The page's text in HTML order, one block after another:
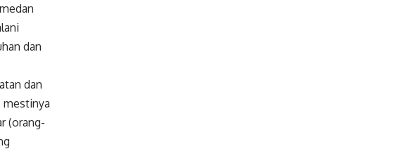
dan
dan
mestinya
(orang-